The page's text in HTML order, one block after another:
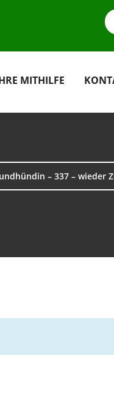
MITHILFE
– 337 – wieder